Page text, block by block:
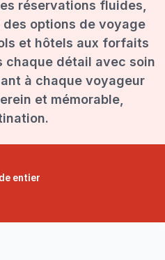
réservations fluides,
options de voyage
et hôtels aux forfaits
chaque détail avec soin
à chaque voyageur
et mémorable,
entier